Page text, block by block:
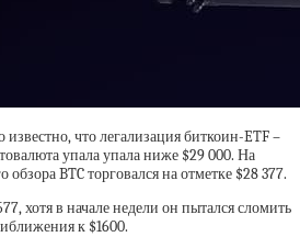
известно, что легализация биткоин-ETF –
упала упала ниже $29 000. На
BTC торговался на отметке $28 377.
хотя в начале недели он пытался сломить
к $1600.